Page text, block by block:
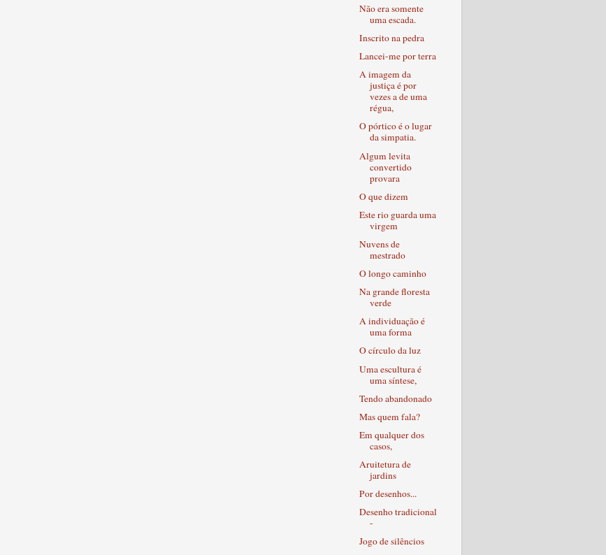
Não era somente
uma escada.
Inscrito na pedra
Lancei-me por terra
A imagem da
justiça é por
vezes a de uma
régua,
O pórtico é o lugar
da simpatia.
Algum levita
convertido
provara
O que dizem
Este rio guarda uma
virgem
Nuvens de
mestrado
O longo caminho
Na grande floresta
verde
A individuação é
uma forma
O círculo da luz
Uma escultura é
uma síntese,
Tendo abandonado
Mas quem fala?
Em qualquer dos
casos,
Aruitetura de
jardins
Por desenhos...
Desenho tradicional
-
Jogo de silêncios